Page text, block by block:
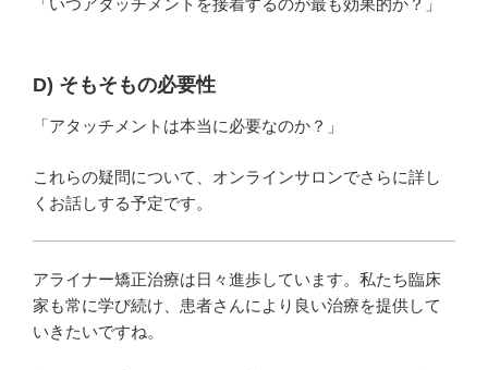
「いつアタッチメントを接着するのが最も効果的か？」
D) そもそもの必要性
「アタッチメントは本当に必要なのか？」
これらの疑問について、オンラインサロンでさらに詳し
くお話しする予定です。
アライナー矯正治療は日々進歩しています。私たち臨床
家も常に学び続け、患者さんにより良い治療を提供して
いきたいですね。